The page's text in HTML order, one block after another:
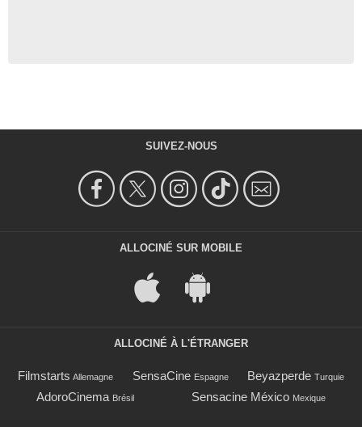
SUIVEZ-NOUS
ALLOCINÉ SUR MOBILE
ALLOCINÉ À L'ÉTRANGER
Filmstarts Allemagne SensaCine Espagne Beyazperde Turquie
AdoroCinema Brésil Sensacine México Mexique